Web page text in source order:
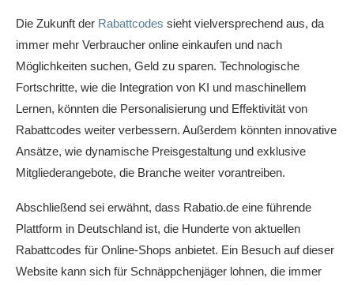
Die Zukunft der Rabattcodes sieht vielversprechend aus, da
immer mehr Verbraucher online einkaufen und nach
Möglichkeiten suchen, Geld zu sparen. Technologische
Fortschritte, wie die Integration von KI und maschinellem
Lernen, könnten die Personalisierung und Effektivität von
Rabattcodes weiter verbessern. Außerdem könnten innovative
Ansätze, wie dynamische Preisgestaltung und exklusive
Mitgliederangebote, die Branche weiter vorantreiben.
Abschließend sei erwähnt, dass Rabatio.de eine führende
Plattform in Deutschland ist, die Hunderte von aktuellen
Rabattcodes für Online-Shops anbietet. Ein Besuch auf dieser
Website kann sich für Schnäppchenjäger lohnen, die immer